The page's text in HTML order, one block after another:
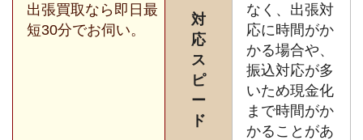
出張買取なら即日最
短30分でお伺い。
対
応
ス
ピ
ー
ド
なく、出張対
応に時間がか
かる場合や、
振込対応が多
いため現金化
まで時間がか
かることがあ